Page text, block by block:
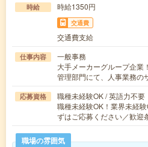
時給 時給1350円
交通費
交通費支給
仕事内容
一般事務
大手メーカーグループ企業
管理部門にて、人事業務
応募資格
職種未経験OK / 英語力不要
職種未経験OK！業界未経
ずはご応募ください／歓
職場の雰囲気